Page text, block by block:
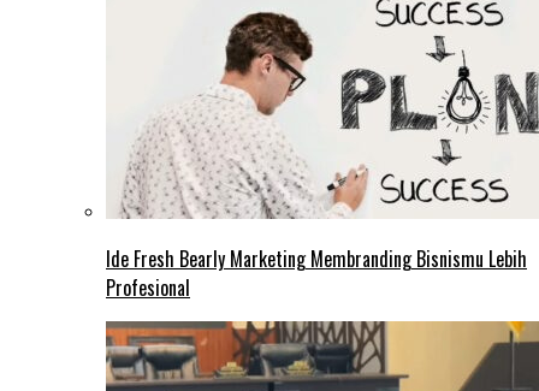
Ide Fresh Bearly Marketing Membranding Bisnismu Lebih
Profesional